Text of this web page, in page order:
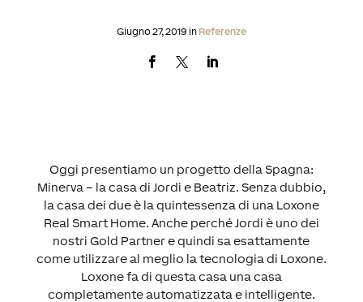
Giugno 27, 2019 in Referenze
Oggi presentiamo un progetto della Spagna:
Minerva – la casa di Jordi e Beatriz. Senza dubbio,
la casa dei due è la quintessenza di una Loxone
Real Smart Home. Anche perché Jordi è uno dei
nostri Gold Partner e quindi sa esattamente
come utilizzare al meglio la tecnologia di Loxone.
Loxone fa di questa casa una casa
completamente automatizzata e intelligente.